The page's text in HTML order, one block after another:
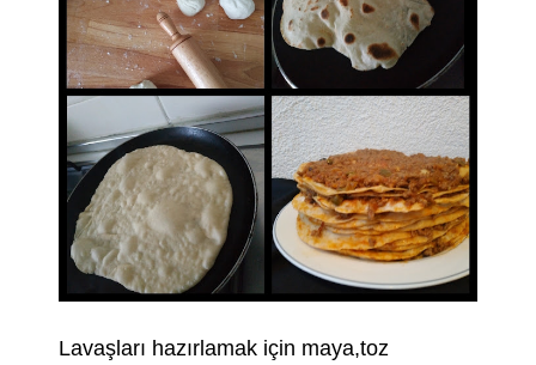
Lavaşları hazırlamak için maya,toz